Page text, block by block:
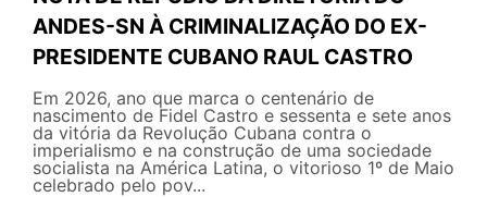
ANDES-SN À CRIMINALIZAÇÃO DO EX-
PRESIDENTE CUBANO RAUL CASTRO
Em 2026, ano que marca o centenário de
nascimento de Fidel Castro e sessenta e sete anos
da vitória da Revolução Cubana contra o
imperialismo e na construção de uma sociedade
socialista na América Latina, o vitorioso 1º de Maio
celebrado pelo pov...